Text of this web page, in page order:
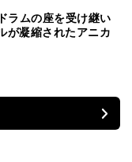
ラムの座を受け継い
が凝縮されたアニカ